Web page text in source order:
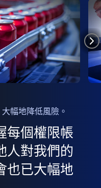
幅地降低風險。
每個權限帳
人對我們的
也已大幅地